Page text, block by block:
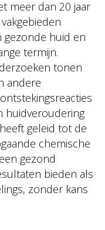
meer dan 20 jaar
gezonde huid en
termijn.
tonen
andere
huidveroudering
geleid tot de
chemische
gezond
bieden als
zonder kans